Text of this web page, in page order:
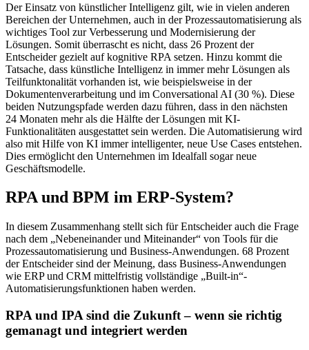
Der Einsatz von künstlicher Intelligenz gilt, wie in vielen anderen
Bereichen der Unternehmen, auch in der Prozessautomatisierung als
wichtiges Tool zur Verbesserung und Modernisierung der
Lösungen. Somit überrascht es nicht, dass 26 Prozent der
Entscheider gezielt auf kognitive RPA setzen. Hinzu kommt die
Tatsache, dass künstliche Intelligenz in immer mehr Lösungen als
Teilfunktonalität vorhanden ist, wie beispielsweise in der
Dokumentenverarbeitung und im Conversational AI (30 %). Diese
beiden Nutzungspfade werden dazu führen, dass in den nächsten
24 Monaten mehr als die Hälfte der Lösungen mit KI-
Funktionalitäten ausgestattet sein werden. Die Automatisierung wird
also mit Hilfe von KI immer intelligenter, neue Use Cases entstehen.
Dies ermöglicht den Unternehmen im Idealfall sogar neue
Geschäftsmodelle.
RPA und BPM im ERP-System?
In diesem Zusammenhang stellt sich für Entscheider auch die Frage
nach dem „Nebeneinander und Miteinander“ von Tools für die
Prozessautomatisierung und Business-Anwendungen. 68 Prozent
der Entscheider sind der Meinung, dass Business-Anwendungen
wie ERP und CRM mittelfristig vollständige „Built-in“-
Automatisierungsfunktionen haben werden.
RPA und IPA sind die Zukunft – wenn sie richtig
gemanagt und integriert werden